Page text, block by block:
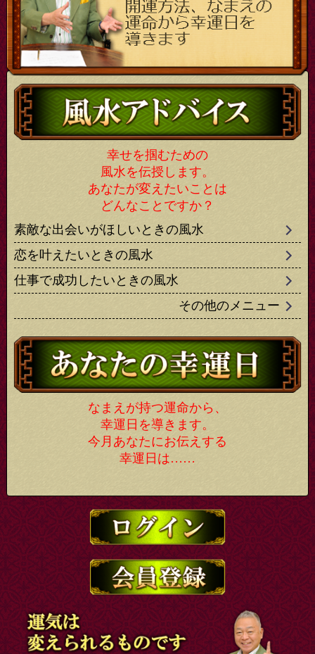
幸せを掴むための
風水を伝授します。
あなたが変えたいことは
どんなことですか？
素敵な出会いがほしいときの風水
恋を叶えたいときの風水
仕事で成功したいときの風水
その他のメニュー
なまえが持つ運命から、
幸運日を導きます。
今月あなたにお伝えする
幸運日は……